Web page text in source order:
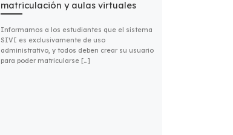
matriculación y aulas virtuales
Informamos a los estudiantes que el sistema
SIVI es exclusivamente de uso
administrativo, y todos deben crear su usuario
para poder matricularse […]